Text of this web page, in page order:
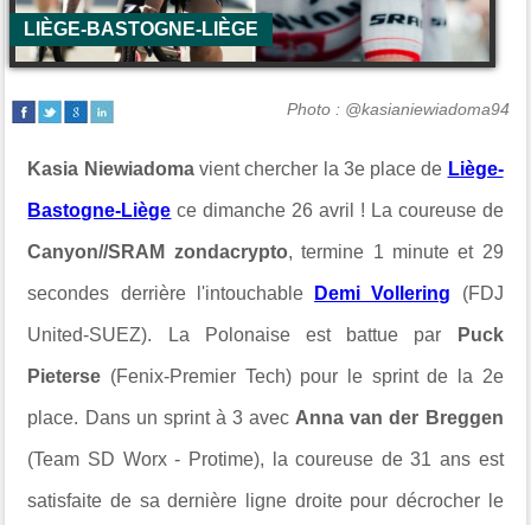
LIÈGE-BASTOGNE-LIÈGE
Photo : @kasianiewiadoma94
Kasia Niewiadomavient chercher la 3e place de Liège-
Bastogne-Liège ce dimanche 26 avril ! La coureuse de
Canyon//SRAM zondacrypto, termine 1 minute et 29
secondes derrière l'intouchable Demi Vollering (FDJ
United-SUEZ). La Polonaise est battue par Puck
Pieterse (Fenix-Premier Tech) pour le sprint de la 2e
place. Dans un sprint à 3 avec Annavan der Breggen
(Team SD Worx - Protime), la coureuse de 31 ans est
satisfaite de sa dernière ligne droite pour décrocher le